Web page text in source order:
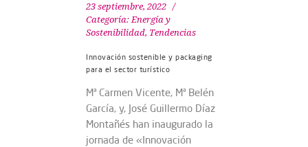
23 septiembre, 2022
Categoría: Energía y
Sostenibilidad, Tendencias
Innovación sostenible y packaging
para el sector turístico
Mª Carmen Vicente, Mª Belén
García, y, José Guillermo Díaz
Montañés han inaugurado la
jornada de «Innovación